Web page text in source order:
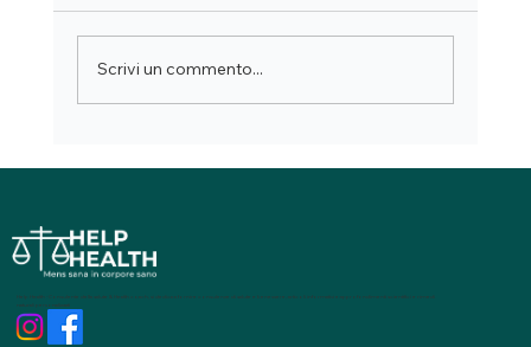
Scrivi un commento...
Help Health - Consulente della salute & Health coach, si dedica a fornire consulenze di salute e benessere, articoli informativi e approfondimenti scientifici e rimedi
naturali personalizzati